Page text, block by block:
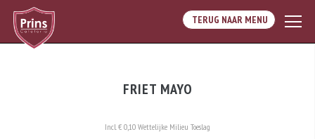
TERUG NAAR MENU
FRIET MAYO
Incl. € 0,10 Wettelijke Milieu Toeslag